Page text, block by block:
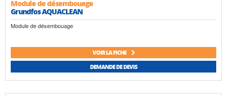
Module de désembouage
Grundfos AQUACLEAN
Module de désembouage
VOIR LA FICHE
DEMANDE DE DEVIS